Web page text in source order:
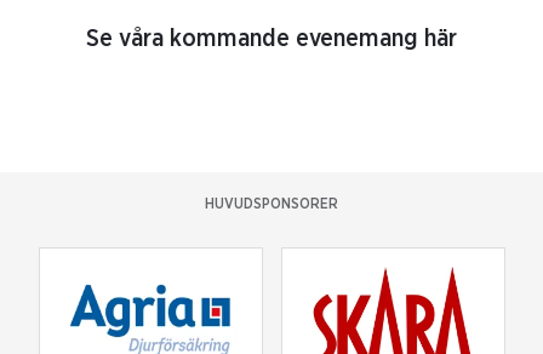
Se våra kommande evenemang här
HUVUDSPONSORER